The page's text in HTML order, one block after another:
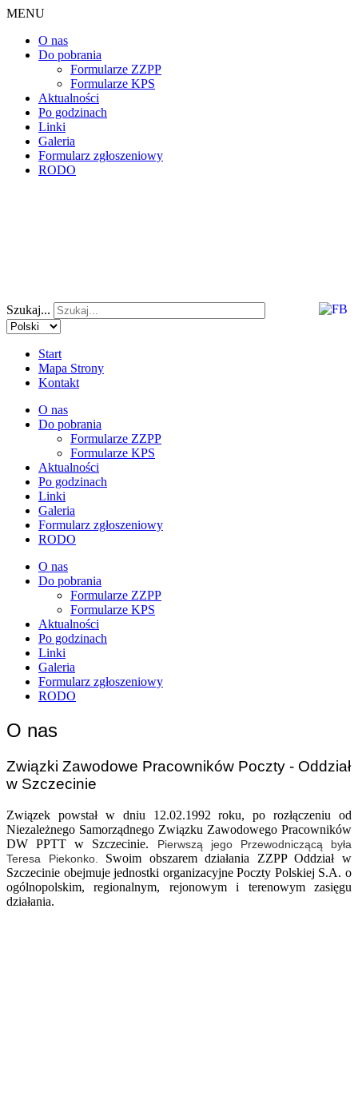
MENU
O nas
Do pobrania
Formularze ZZPP
Formularze KPS
Aktualności
Po godzinach
Linki
Galeria
Formularz zgłoszeniowy
RODO
Szukaj...
Start
Mapa Strony
Kontakt
O nas
Do pobrania
Formularze ZZPP
Formularze KPS
Aktualności
Po godzinach
Linki
Galeria
Formularz zgłoszeniowy
RODO
O nas
Do pobrania
Formularze ZZPP
Formularze KPS
Aktualności
Po godzinach
Linki
Galeria
Formularz zgłoszeniowy
RODO
O nas
Związki Zawodowe Pracowników Poczty - Oddział
w Szczecinie
Związek powstał w dniu 12.02.1992 roku, po rozłączeniu od
Niezależnego Samorządnego Związku Zawodowego Pracowników
DW PPTT w Szczecinie.
Pierwszą jego Przewodniczącą była
Teresa Piekonko.
Swoim obszarem działania ZZPP Oddział w
Szczecinie obejmuje jednostki organizacyjne Poczty Polskiej S.A. o
ogólnopolskim, regionalnym, rejonowym i terenowym zasięgu
działania.